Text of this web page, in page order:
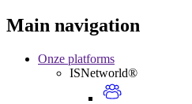
Main navigation
Onze platforms
ISNetworld®